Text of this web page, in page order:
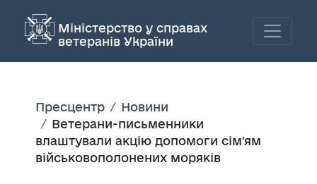
Міністерство у справах
ветеранів України
Пресцентр
Новини
Ветерани-письменники
влаштували акцію допомоги сім'ям
військовополонених моряків